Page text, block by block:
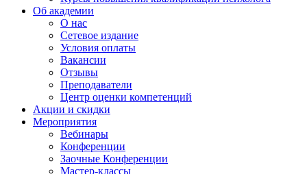
Об академии
О нас
Сетевое издание
Условия оплаты
Вакансии
Отзывы
Преподаватели
Центр оценки компетенций
Акции и скидки
Мероприятия
Вебинары
Конференции
Заочные Конференции
Мастер-классы